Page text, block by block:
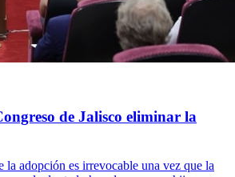
de Jalisco eliminar la
la adopción es irrevocable una vez que la